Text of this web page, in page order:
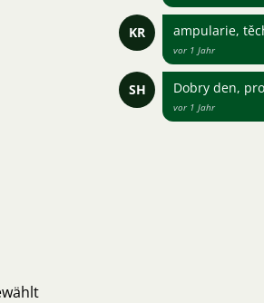
KR ampularie,
vor 1 Jahr
SH Dobry den,
vor 1 Jahr